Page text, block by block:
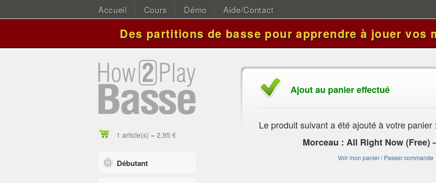
Accueil Cours Démo Aide/Contact
Des partitions de basse pour apprendre à jouer vos
1 article(s) = 2,95 €
Débutant
Ajout au panier effectué
Le produit suivant a été ajouté à votre panier
Morceau : All Right Now (Free)
Voir mon panier / Passer commande